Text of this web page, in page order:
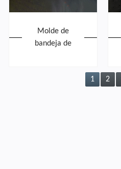
Molde de
bandeja de
1
2